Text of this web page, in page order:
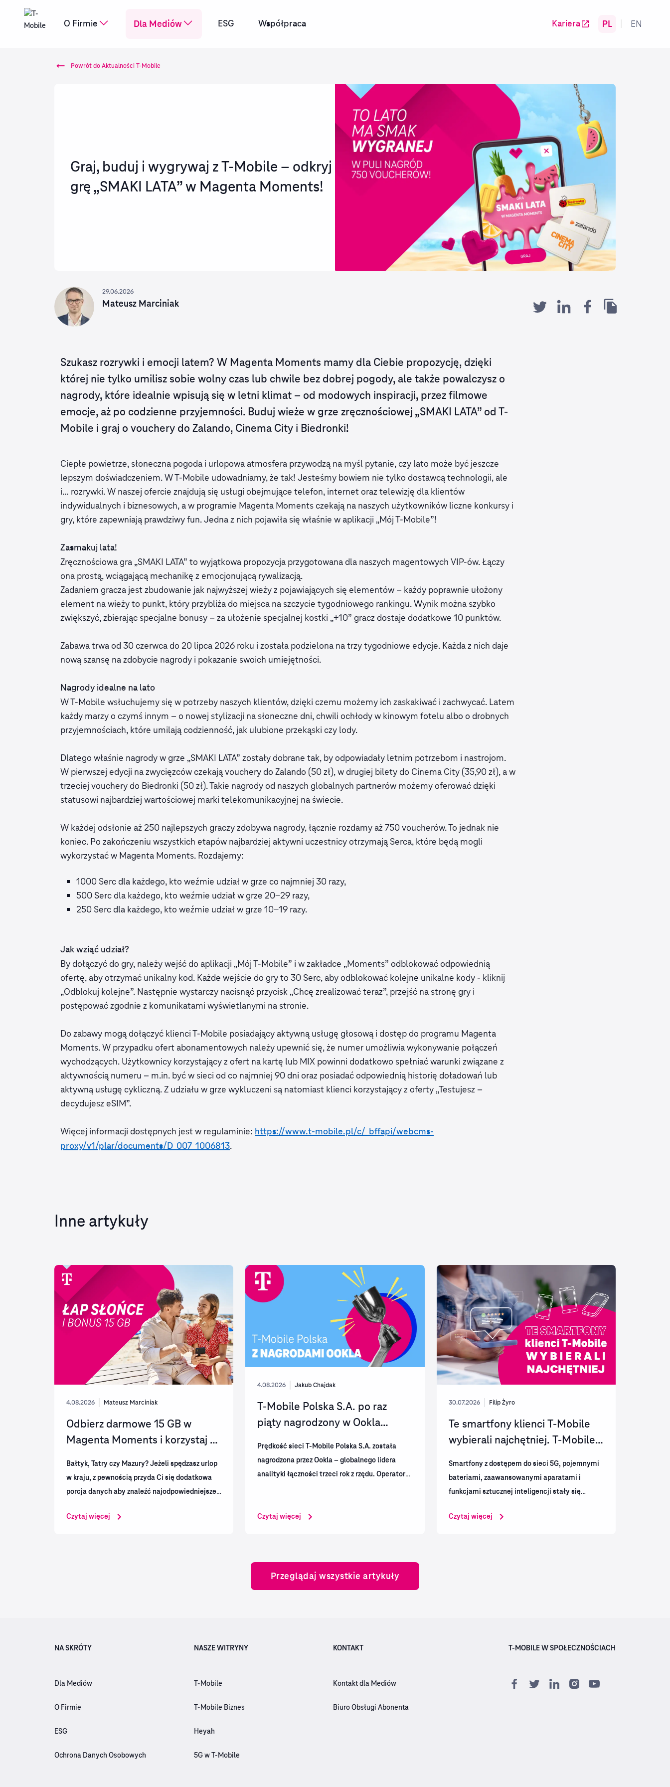
O Firmie Dla Mediów ESG Współpraca Kariera PL EN
Powrót do Aktualności T-Mobile
Graj, buduj i wygrywaj z T-Mobile – odkryj
grę „SMAKI LATA” w Magenta Moments!
29.06.2026
Mateusz Marciniak
Szukasz rozrywki i emocji latem? W Magenta Moments mamy dla Ciebie propozycję, dzięki
której nie tylko umilisz sobie wolny czas lub chwile bez dobrej pogody, ale także powalczysz o
nagrody, które idealnie wpisują się w letni klimat – od modowych inspiracji, przez filmowe
emocje, aż po codzienne przyjemności. Buduj wieże w grze zręcznościowej „SMAKI LATA” od T-
Mobile i graj o vouchery do Zalando, Cinema City i Biedronki!
Ciepłe powietrze, słoneczna pogoda i urlopowa atmosfera przywodzą na myśl pytanie, czy lato może być jeszcze
lepszym doświadczeniem. W T-Mobile udowadniamy, że tak! Jesteśmy bowiem nie tylko dostawcą technologii, ale
i… rozrywki. W naszej ofercie znajdują się usługi obejmujące telefon, internet oraz telewizję dla klientów
indywidualnych i biznesowych, a w programie Magenta Moments czekają na naszych użytkowników liczne konkursy i
gry, które zapewniają prawdziwy fun. Jedna z nich pojawiła się właśnie w aplikacji „Mój T-Mobile”!
Zasmakuj lata!
Zręcznościowa gra „SMAKI LATA” to wyjątkowa propozycja przygotowana dla naszych magentowych VIP-ów. Łączy
ona prostą, wciągającą mechanikę z emocjonującą rywalizacją.
Zadaniem gracza jest zbudowanie jak najwyższej wieży z pojawiających się elementów – każdy poprawnie ułożony
element na wieży to punkt, który przybliża do miejsca na szczycie tygodniowego rankingu. Wynik można szybko
zwiększyć, zbierając specjalne bonusy – za ułożenie specjalnej kostki „+10” gracz dostaje dodatkowe 10 punktów.
Zabawa trwa od 30 czerwca do 20 lipca 2026 roku i została podzielona na trzy tygodniowe edycje. Każda z nich daje
nową szansę na zdobycie nagrody i pokazanie swoich umiejętności.
Nagrody idealne na lato
W T-Mobile wsłuchujemy się w potrzeby naszych klientów, dzięki czemu możemy ich zaskakiwać i zachwycać. Latem
każdy marzy o czymś innym – o nowej stylizacji na słoneczne dni, chwili ochłody w kinowym fotelu albo o drobnych
przyjemnościach, które umilają codzienność, jak ulubione przekąski czy lody.
Dlatego właśnie nagrody w grze „SMAKI LATA” zostały dobrane tak, by odpowiadały letnim potrzebom i nastrojom.
W pierwszej edycji na zwycięzców czekają vouchery do Zalando (50 zł), w drugiej bilety do Cinema City (35,90 zł), a w
trzeciej vouchery do Biedronki (50 zł). Takie nagrody od naszych globalnych partnerów możemy oferować dzięki
statusowi najbardziej wartościowej marki telekomunikacyjnej na świecie.
W każdej odsłonie aż 250 najlepszych graczy zdobywa nagrody, łącznie rozdamy aż 750 voucherów. To jednak nie
koniec. Po zakończeniu wszystkich etapów najbardziej aktywni uczestnicy otrzymają Serca, które będą mogli
wykorzystać w Magenta Moments. Rozdajemy:
1000 Serc dla każdego, kto weźmie udział w grze co najmniej 30 razy,
500 Serc dla każdego, kto weźmie udział w grze 20-29 razy,
250 Serc dla każdego, kto weźmie udział w grze 10-19 razy.
Jak wziąć udział?
By dołączyć do gry, należy wejść do aplikacji „Mój T‑Mobile” i w zakładce „Moments” odblokować odpowiednią
ofertę, aby otrzymać unikalny kod. Każde wejście do gry to 30 Serc, aby odblokować kolejne unikalne kody - kliknij
„Odblokuj kolejne”. Następnie wystarczy nacisnąć przycisk „Chcę zrealizować teraz”, przejść na stronę gry i
postępować zgodnie z komunikatami wyświetlanymi na stronie.
Do zabawy mogą dołączyć klienci T-Mobile posiadający aktywną usługę głosową i dostęp do programu Magenta
Moments. W przypadku ofert abonamentowych należy upewnić się, że numer umożliwia wykonywanie połączeń
wychodzących. Użytkownicy korzystający z ofert na kartę lub MIX powinni dodatkowo spełniać warunki związane z
aktywnością numeru – m.in. być w sieci od co najmniej 90 dni oraz posiadać odpowiednią historię doładowań lub
aktywną usługę cykliczną. Z udziału w grze wykluczeni są natomiast klienci korzystający z oferty „Testujesz –
decydujesz eSIM”.
Więcej informacji dostępnych jest w regulaminie: https://www.t-mobile.pl/c/_bffapi/webcms-
proxy/v1/plar/documents/D_007_1006813.
Inne artykuły
4.08.2026 Mateusz Marciniak
Odbierz darmowe 15 GB w
Magenta Moments i korzystaj z
Bałtyk, Tatry czy Mazury? Jeżeli spędzasz urlop
w kraju, z pewnością przyda Ci się dodatkowa
porcja danych aby znaleźć najodpowiedniejsze
czy rozrywki w podróży w Twoim telefonie....
Czytaj więcej
4.08.2026 Jakub Chajdak
T-Mobile Polska S.A. po raz
piąty nagrodzony w Ookla
Prędkość sieci T-Mobile Polska S.A. została
nagrodzona przez Ookla – globalnego lidera
analityki łączności trzeci rok z rzędu. Operator
pierwszym...
Czytaj więcej
30.07.2026 Filip Żyro
Te smartfony klienci T-Mobile
wybierali najchętniej. T-Mobile
Smartfony z dostępem do sieci 5G, pojemnymi
bateriami, zaawansowanymi aparatami i
funkcjami sztucznej inteligencji stały się
rozrywki. Analiza sprzedaży T
Czytaj więcej
Przeglądaj wszystkie artykuły
NA SKRÓTY
Dla Mediów
O Firmie
ESG
Ochrona Danych Osobowych
NASZE WITRYNY
T-Mobile
T-Mobile Biznes
Heyah
5G w T-Mobile
KONTAKT
Kontakt dla Mediów
Biuro Obsługi Abonenta
T-MOBILE W SPOŁECZNOŚCIACH